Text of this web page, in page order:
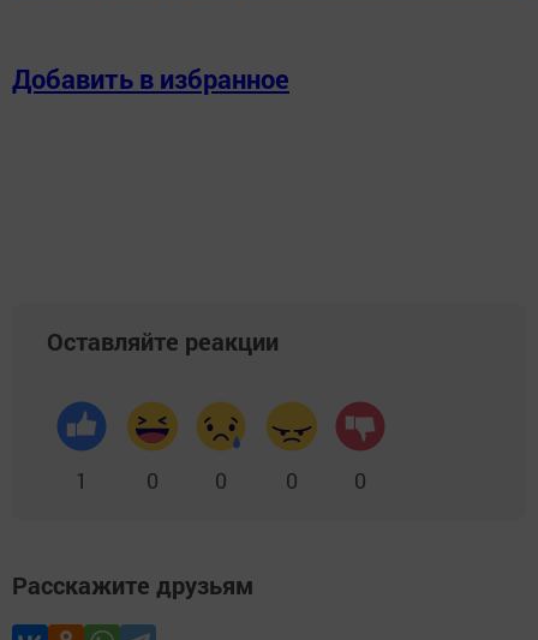
Добавить в избранное
Оставляйте реакции
1 0 0 0 0
Расскажите друзьям